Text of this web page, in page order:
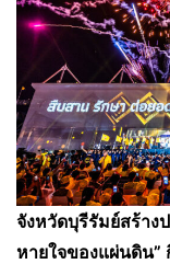
จังหวัดบุรีรัมย์สร้าง
หายใจของแผ่นดิน”